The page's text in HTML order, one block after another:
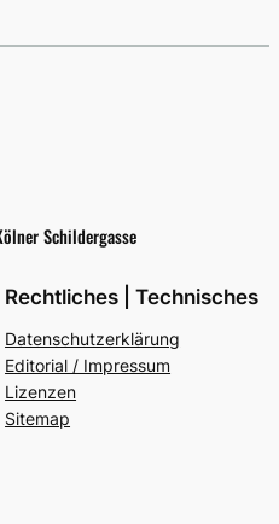
Schildergasse
Rechtliches | Technisches
Datenschutzerklärung
Editorial / Impressum
Lizenzen
Sitemap